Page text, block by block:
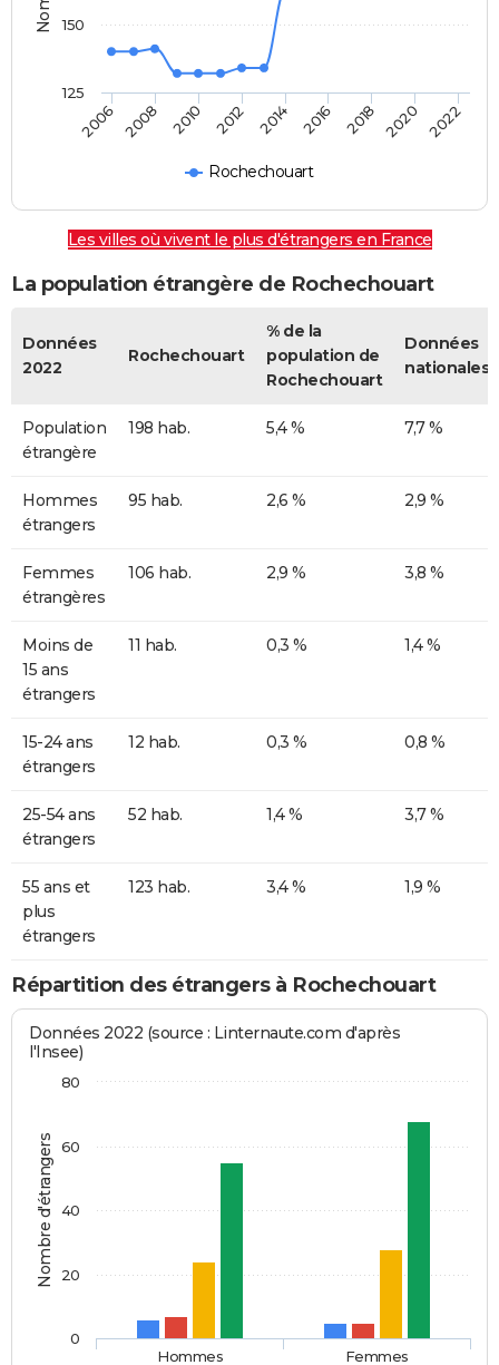
Rochechouart
2006 2008 2010 2012 2014 2016 2018 2020 2022
125
150
Les villes où vivent le plus d'étrangers en France
La population étrangère de Rochechouart
Données
2022
Rochechouart
% de la
population de
Rochechouart
Données
nationales
Population
étrangère
198 hab. 5,4 % 7,7 %
Hommes
étrangers
95 hab. 2,6 % 2,9 %
Femmes
étrangères
106 hab. 2,9 % 3,8 %
Moins de
15 ans
étrangers
11 hab. 0,3 % 1,4 %
15-24 ans
étrangers
12 hab. 0,3 % 0,8 %
25-54 ans
étrangers
52 hab. 1,4 % 3,7 %
55 ans et
plus
étrangers
123 hab. 3,4 % 1,9 %
Répartition des étrangers à Rochechouart
Nombre d'étrangers
Données 2022 (source : Linternaute.com d'après
l'Insee)
Hommes Femmes
0
20
40
60
80